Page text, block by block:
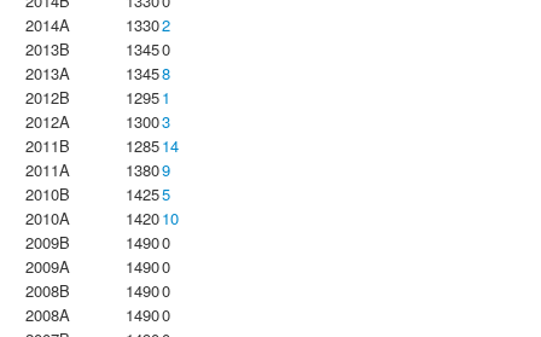
2014A
13302
2013B
13450
2013A
13458
2012B
12951
2012A
13003
2011B
128514
2011A
13809
2010B
14255
2010A
142010
2009B
14900
2009A
14900
2008B
14900
2008A
14900